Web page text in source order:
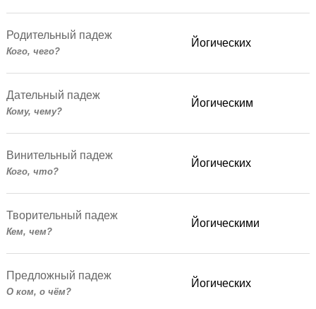
Родительный падеж
Кого, чего?
Йогических
Дательный падеж
Кому, чему?
Йогическим
Винительный падеж
Кого, что?
Йогических
Творительный падеж
Кем, чем?
Йогическими
Предложный падеж
О ком, о чём?
Йогических